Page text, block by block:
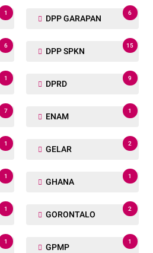
1
DPP GARAPAN
6
6
DPP SPKN
15
1
DPRD
9
7
ENAM
1
1
GELAR
2
1
GHANA
1
1
GORONTALO
2
1
GPMP
1